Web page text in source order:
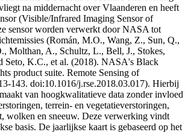
na middernacht over Vlaanderen en heeft
(Visible/Infrared Imaging Sensor of
sensor worden verwerkt door NASA tot
(Román, M.O., Wang, Z., Sun, Q.,
Molthan, A., Schultz, L., Bell, J., Stokes,
Seto, K.C., et al. (2018). NASA's Black
product suite. Remote Sensing of
143. doi:10.1016/j.rse.2018.03.017). Hierbij
van hoogkwalitatieve data zonder invloed
terrein- en vegetatieverstoringen,
wolken en sneeuw. Deze verwerking vindt
basis. De jaarlijkse kaart is gebaseerd op het